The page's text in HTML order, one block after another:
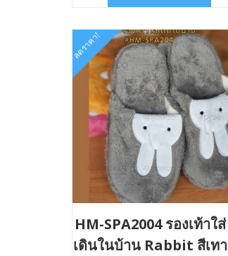
ลดราคา!
HM-SPA2004 รองเท้าใส่
เดินในบ้าน Rabbit สีเทา